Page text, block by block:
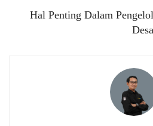
Hal Penting Dalam
Desa